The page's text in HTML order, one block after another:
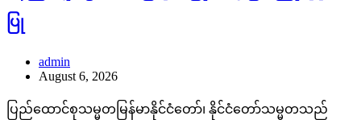
ပြု
admin
August 6, 2026
ပြည်ထောင်စုသမ္မတမြန်မာနိုင်ငံတော်၊ နိုင်ငံတော်သမ္မတသည်